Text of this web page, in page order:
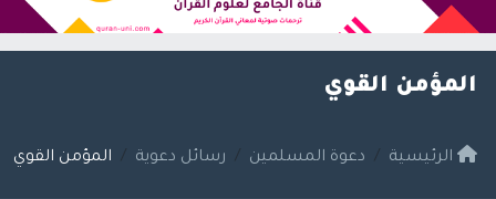
المؤمن القوي
الرئيسية دعوة المسلمين رسائل دعوية المؤمن القوي